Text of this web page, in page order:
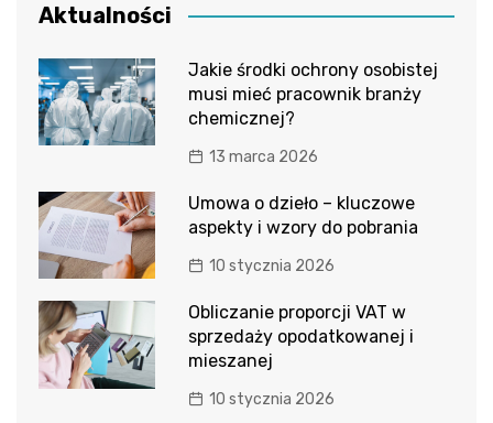
Aktualności
Jakie środki ochrony osobistej
musi mieć pracownik branży
chemicznej?
13 marca 2026
Umowa o dzieło – kluczowe
aspekty i wzory do pobrania
10 stycznia 2026
Obliczanie proporcji VAT w
sprzedaży opodatkowanej i
mieszanej
10 stycznia 2026